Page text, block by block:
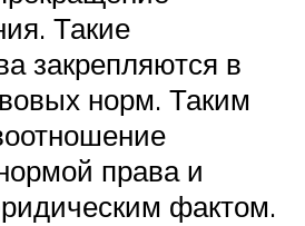
Такие
закрепляются в
норм. Таким
права и
фактом.